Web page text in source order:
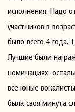
исполнения. Надо
участников в
было всего 4 года.
Лучшие были
номинациях,
все юные
была своя минута